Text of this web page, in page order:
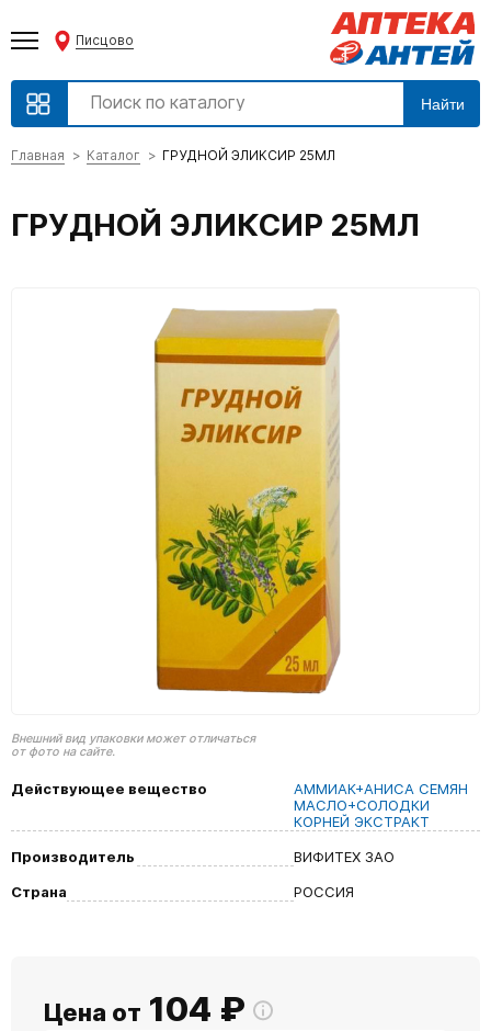
Писцово
Найти
Главная Каталог ГРУДНОЙ ЭЛИКСИР 25МЛ
ГРУДНОЙ ЭЛИКСИР 25МЛ
Внешний вид упаковки может отличаться
от фото на сайте.
Действующее вещество
АММИАК+АНИСА СЕМЯН
МАСЛО+СОЛОДКИ
КОРНЕЙ ЭКСТРАКТ
Производитель
ВИФИТЕХ ЗАО
Страна
РОССИЯ
Цена от 104 ₽